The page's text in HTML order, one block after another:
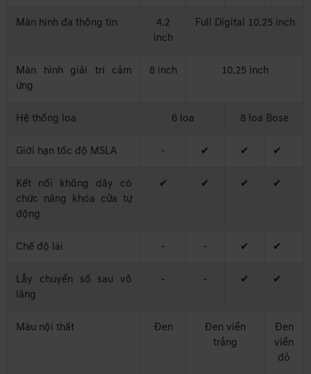
Màn hình đa thông tin
4.2
inch
Full Digital 10.25 inch
Màn hình giải trí cảm
ứng
8 inch 10.25 inch
Hệ thống loa 6 loa 8 loa Bose
Giới hạn tốc độ MSLA - ✔ ✔ ✔
Kết nối không dây có
chức năng khóa cửa tự
động
✔ ✔ ✔ ✔
Chế độ lái - - ✔ ✔
Lẫy chuyển số sau vô
lăng
- - ✔ ✔
Màu nội thất Đen
Đen viền
trắng
Đen
viền
đỏ